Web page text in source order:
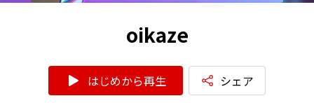
oikaze
はじめから再生 シェア